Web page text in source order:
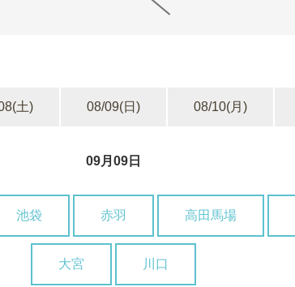
(土) 08/09(日) 08/10(月)
09月09日
池袋 赤羽 高田馬場
大宮 川口